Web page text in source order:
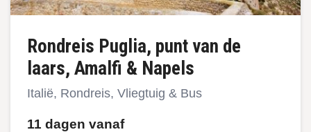
Rondreis Puglia, punt van de
laars, Amalfi & Napels
Italië, Rondreis, Vliegtuig & Bus
11 dagen vanaf